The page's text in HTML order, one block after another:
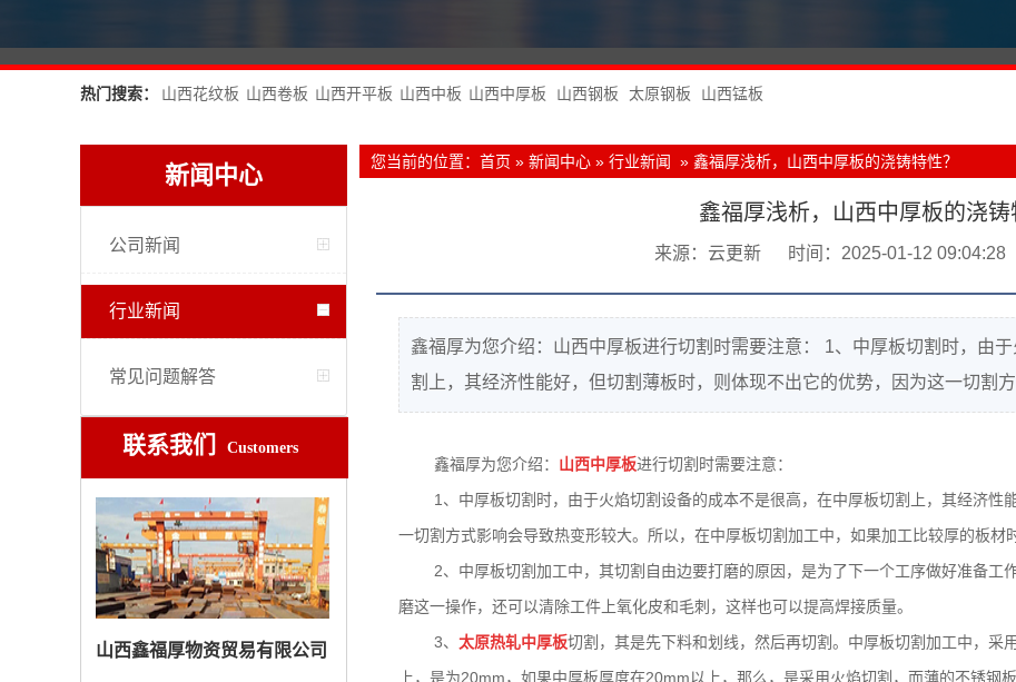
热门搜索： 山西花纹板 山西卷板 山西开平板 山西中板 山西中厚板 山西钢板 太原钢板 山西锰板
新闻中心
公司新闻
行业新闻
常见问题解答
联系我们 Customers
山西鑫福厚物资贸易有限公司
您当前的位置： 首页 » 新闻中心 » 行业新闻 » 鑫福厚浅析，山西中厚板的浇铸特性？
鑫福厚浅析，山西中厚板的浇铸
来源：云更新 时间：2025-01-12 09:04:28
鑫福厚为您介绍：山西中厚板进行切割时需要注意： 1、中厚板切割时，由
割上，其经济性能好，但切割薄板时，则体现不出它的优势，因为这一切割
鑫福厚为您介绍： 山西中厚板进行切割时需要注意：
1、中厚板切割时，由于火焰切割设备的成本不是很高，在中厚板切割上，其经济性
一切割方式影响会导致热变形较大。所以，在中厚板切割加工中，如果加工比较厚的板材
2、中厚板切割加工中，其切割自由边要打磨的原因，是为了下一个工序做好准备工
磨这一操作，还可以清除工件上氧化皮和毛刺，这样也可以提高焊接质量。
3、 太原热轧中厚板切割，其是先下料和划线，然后再切割。中厚板切割加工中，采
上，是为20mm，如果中厚板厚度在20mm以上，那么，是采用火焰切割，而薄的不锈钢